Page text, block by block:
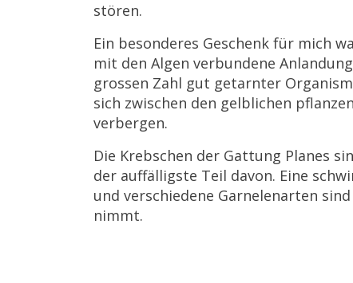
stören.
Ein besonderes Geschenk für mich
mit den Algen verbundene
grossen Zahl gut getarnter
sich zwischen den gelblichen
verbergen.
Die Krebschen der Gattung Planes
der auffälligste Teil davon. Eine
und verschiedene Garnelenarten
nimmt.